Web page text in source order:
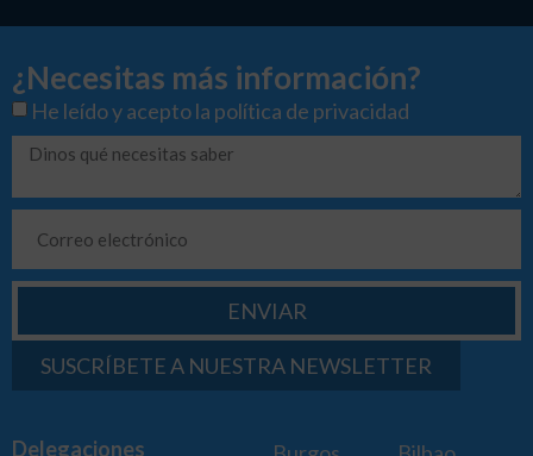
¿Necesitas más información?
He leído y acepto la política de privacidad
ENVIAR
SUSCRÍBETE A NUESTRA NEWSLETTER
Delegaciones